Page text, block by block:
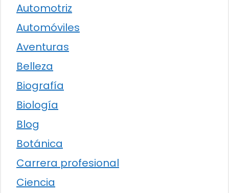
Automotriz
Automóviles
Aventuras
Belleza
Biografía
Biología
Blog
Botánica
Carrera profesional
Ciencia